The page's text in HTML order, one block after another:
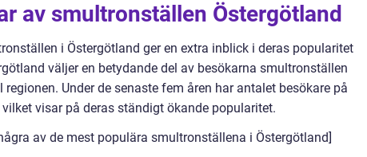
av smultronställen Östergötland
i Östergötland ger en extra inblick i deras popularitet
väljer en betydande del av besökarna smultronställen
Under de senaste fem åren har antalet besökare på
visar på deras ständigt ökande popularitet.
av de mest populära smultronställena i Östergötland]